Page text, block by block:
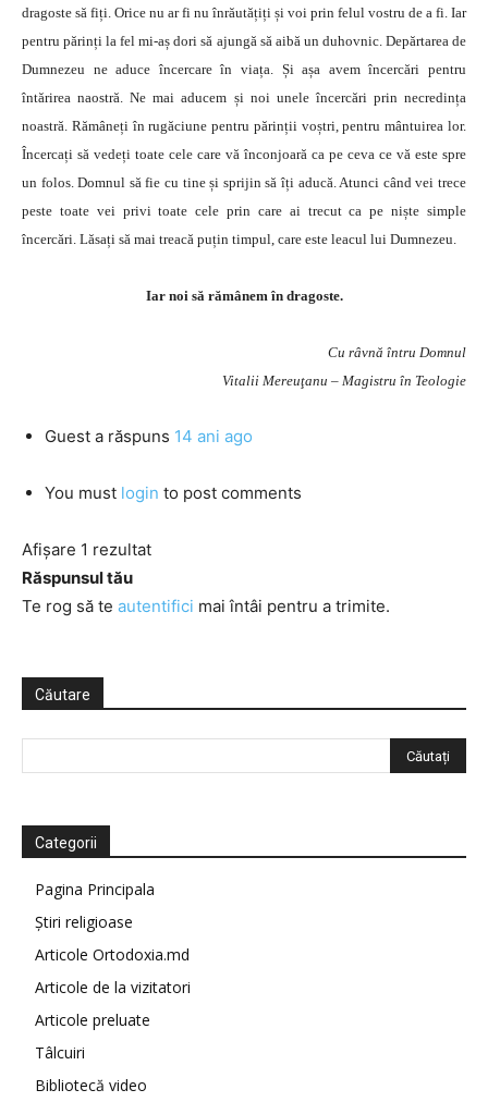
dragoste să fiți. Orice nu ar fi nu înrăutățiți și voi prin felul vostru de a fi. Iar
pentru părinți la fel mi-aș dori să ajungă să aibă un duhovnic. Depărtarea de
Dumnezeu ne aduce încercare în viața. Și așa avem încercări pentru
întărirea naostră. Ne mai aducem și noi unele încercări prin necredința
noastră. Rămâneți în rugăciune pentru părinții voștri, pentru mântuirea lor.
Încercați să vedeți toate cele care vă înconjoară ca pe ceva ce vă este spre
un folos. Domnul să fie cu tine și sprijin să îți aducă. Atunci când vei trece
peste toate vei privi toate cele prin care ai trecut ca pe niște simple
încercări. Lăsați să mai treacă puțin timpul, care este leacul lui Dumnezeu.
Iar noi să rămânem în dragoste.
Cu râvnă întru Domnul
Vitalii Mereuţanu – Magistru în Teologie
Guest a răspuns 14 ani ago
You must login to post comments
Afișare 1 rezultat
Răspunsul tău
Te rog să te autentifici mai întâi pentru a trimite.
Căutare
Categorii
Pagina Principala
Știri religioase
Articole Ortodoxia.md
Articole de la vizitatori
Articole preluate
Tâlcuiri
Bibliotecă video